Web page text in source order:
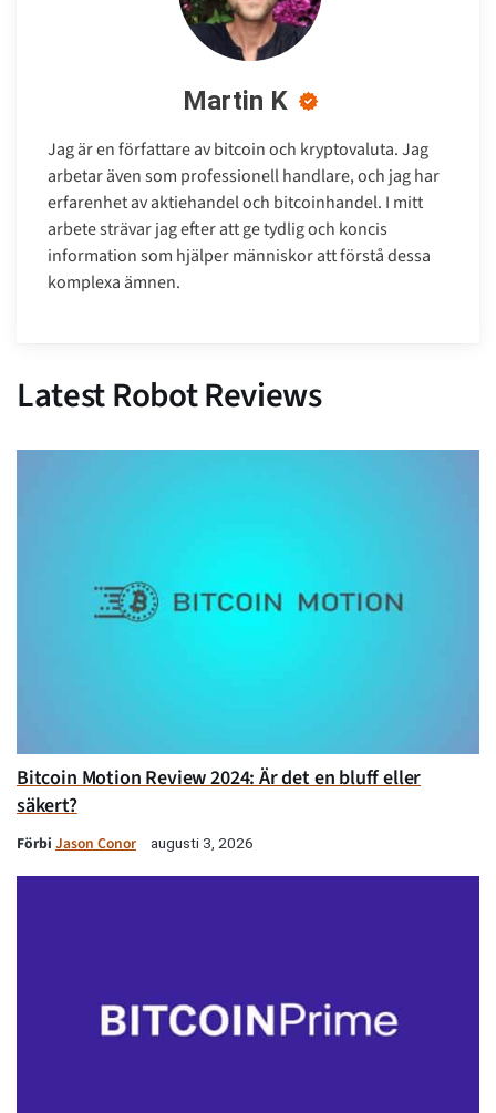
Martin K
Jag är en författare av bitcoin och kryptovaluta. Jag
arbetar även som professionell handlare, och jag har
erfarenhet av aktiehandel och bitcoinhandel. I mitt
arbete strävar jag efter att ge tydlig och koncis
information som hjälper människor att förstå dessa
komplexa ämnen.
Latest Robot Reviews
Bitcoin Motion Review 2024: Är det en bluff eller
säkert?
Förbi Jason Conor augusti 3, 2026